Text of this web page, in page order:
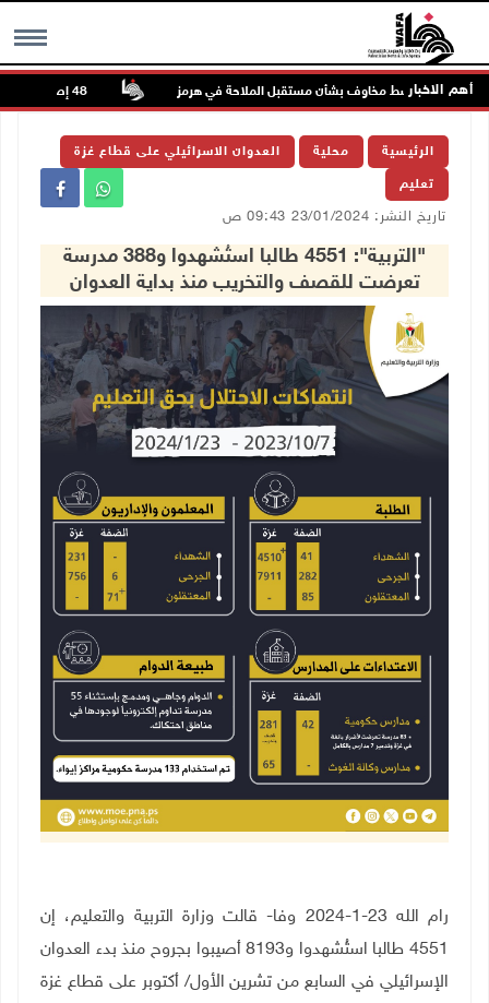
MENU أهم الاخبار
الصعود وسط مخاوف بشأن مستقبل الملاحة في هرمز
الرئيسية محلية العدوان الاسرائيلي على قطاع غزة
تعليم
تاريخ النشر: 23/01/2024 09:43 ص
"التربية": 4551 طالبا استُشهدوا و388 مدرسة
تعرضت للقصف والتخريب منذ بداية العدوان
رام الله 23-1-2024 وفا- قالت وزارة التربية والتعليم، إن
4551 طالبا استُشهدوا و8193 أصيبوا بجروح منذ بدء العدوان
الإسرائيلي في السابع من تشرين الأول/ أكتوبر على قطاع غزة